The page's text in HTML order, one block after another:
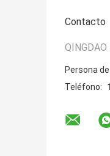
Contacto
QINGDAO
Persona
Teléfono: